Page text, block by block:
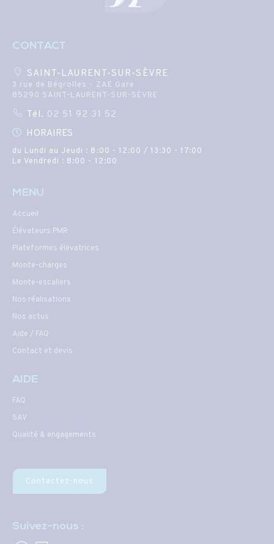
CONTACT
SAINT-LAURENT-SUR-SÈVRE
3 rue de Bégrolles - ZAE Gare
85290 SAINT-LAURENT-SUR-SÈVRE
Tél. 02 51 92 31 52
HORAIRES
du Lundi au Jeudi : 8:00 - 12:00 / 13:30 - 17:00
Le Vendredi : 8:00 - 12:00
MENU
Accueil
Élévateurs PMR
Plateformes élévatrices
Monte-charges
Monte-escaliers
Nos réalisations
Nos actus
Aide / FAQ
Contact et devis
AIDE
FAQ
SAV
Qualité & engagements
Contactez-nous
Suivez-nous :